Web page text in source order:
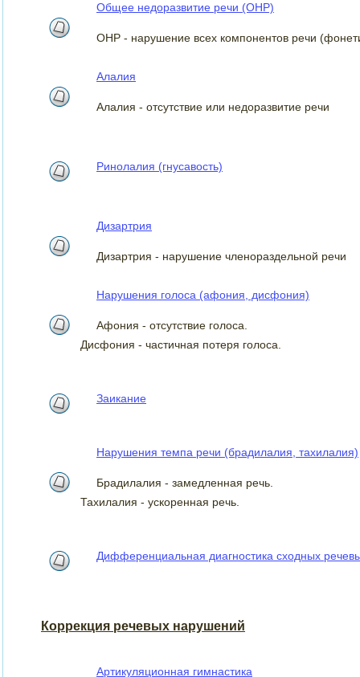
Общее недоразвитие речи (ОНР)
ОНР - нарушение всех компонентов речи
Алалия
Алалия - отсутствие или недоразвитие речи
Ринолалия (гнусавость)
Дизартрия
Дизартрия - нарушение членораздельной речи
Нарушения голоса (афония, дисфония)
Афония - отсутствие голоса.
Дисфония - частичная потеря голоса.
Заикание
Нарушения темпа речи (брадилалия, тахилалия)
Брадилалия - замедленная речь.
Тахилалия - ускоренная речь.
Дифференциальная диагностика сходных
Коррекция речевых нарушений
Артикуляционная гимнастика